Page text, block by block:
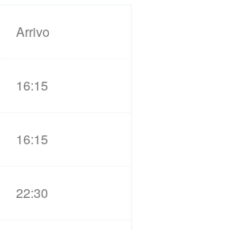
Arrivo
16:15
16:15
22:30